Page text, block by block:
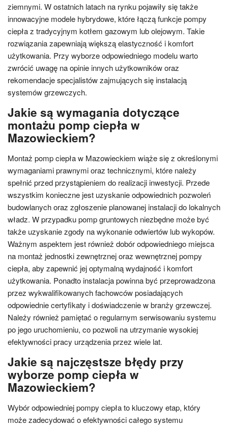
ziemnymi. W ostatnich latach na rynku pojawiły się także
innowacyjne modele hybrydowe, które łączą funkcje pompy
ciepła z tradycyjnym kotłem gazowym lub olejowym. Takie
rozwiązania zapewniają większą elastyczność i komfort
użytkowania. Przy wyborze odpowiedniego modelu warto
zwrócić uwagę na opinie innych użytkowników oraz
rekomendacje specjalistów zajmujących się instalacją
systemów grzewczych.
Jakie są wymagania dotyczące
montażu pomp ciepła w
Mazowieckiem?
Montaż pomp ciepła w Mazowieckiem wiąże się z określonymi
wymaganiami prawnymi oraz technicznymi, które należy
spełnić przed przystąpieniem do realizacji inwestycji. Przede
wszystkim konieczne jest uzyskanie odpowiednich pozwoleń
budowlanych oraz zgłoszenie planowanej instalacji do lokalnych
władz. W przypadku pomp gruntowych niezbędne może być
także uzyskanie zgody na wykonanie odwiertów lub wykopów.
Ważnym aspektem jest również dobór odpowiedniego miejsca
na montaż jednostki zewnętrznej oraz wewnętrznej pompy
ciepła, aby zapewnić jej optymalną wydajność i komfort
użytkowania. Ponadto instalacja powinna być przeprowadzona
przez wykwalifikowanych fachowców posiadających
odpowiednie certyfikaty i doświadczenie w branży grzewczej.
Należy również pamiętać o regularnym serwisowaniu systemu
po jego uruchomieniu, co pozwoli na utrzymanie wysokiej
efektywności pracy urządzenia przez wiele lat.
Jakie są najczęstsze błędy przy
wyborze pomp ciepła w
Mazowieckiem?
Wybór odpowiedniej pompy ciepła to kluczowy etap, który
może zadecydować o efektywności całego systemu